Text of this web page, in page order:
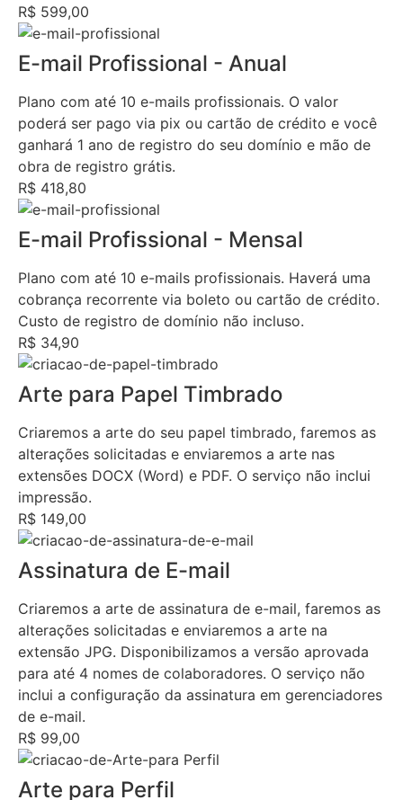
R$ 599,00
E-mail Profissional - Anual
Plano com até 10 e-mails profissionais. O valor
poderá ser pago via pix ou cartão de crédito e você
ganhará 1 ano de registro do seu domínio e mão de
obra de registro grátis.
R$ 418,80
E-mail Profissional - Mensal
Plano com até 10 e-mails profissionais. Haverá uma
cobrança recorrente via boleto ou cartão de crédito.
Custo de registro de domínio não incluso.
R$ 34,90
Arte para Papel Timbrado
Criaremos a arte do seu papel timbrado, faremos as
alterações solicitadas e enviaremos a arte nas
extensões DOCX (Word) e PDF. O serviço não inclui
impressão.
R$ 149,00
Assinatura de E-mail
Criaremos a arte de assinatura de e-mail, faremos as
alterações solicitadas e enviaremos a arte na
extensão JPG. Disponibilizamos a versão aprovada
para até 4 nomes de colaboradores. O serviço não
inclui a configuração da assinatura em gerenciadores
de e-mail.
R$ 99,00
Arte para Perfil